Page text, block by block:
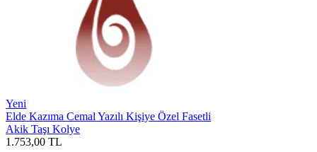
Yeni
Elde Kazıma Cemal Yazılı Kişiye Özel Fasetli
Akik Taşı Kolye
1.753,00 TL